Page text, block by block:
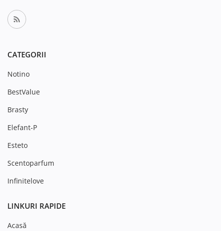
CATEGORII
Notino
BestValue
Brasty
Elefant-P
Esteto
Scentoparfum
Infinitelove
LINKURI RAPIDE
Acasă